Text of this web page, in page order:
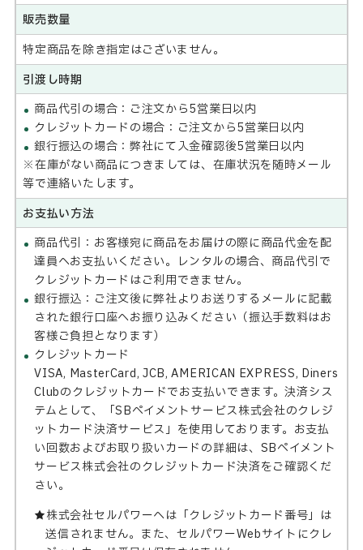
販売数量
特定商品を除き指定はございません。
引渡し時期
商品代引の場合：ご注文から5営業日以内
クレジットカードの場合：ご注文から5営業日以内
銀行振込の場合：弊社にて入金確認後5営業日以内
※在庫がない商品につきましては、在庫状況を随時メール
等で連絡いたします。
お支払い方法
商品代引：お客様宛に商品をお届けの際に商品代金を配
達員へお支払いください。レンタルの場合、商品代引で
クレジットカードはご利用できません。
銀行振込：ご注文後に弊社よりお送りするメールに記載
された銀行口座へお振り込みください（振込手数料はお
客様ご負担となります）
クレジットカード
VISA, MasterCard, JCB, AMERICAN EXPRESS, Diners
Clubのクレジットカードでお支払いできます。決済シス
テムとして、「SBペイメントサービス株式会社のクレジ
ットカード決済サービス」を使用しております。お支払
い回数およびお取り扱いカードの詳細は、SBペイメント
サービス株式会社のクレジットカード決済をご確認くだ
さい。
株式会社セルパワーへは「クレジットカード番号」は
送信されません。また、セルパワーWebサイトにクレ